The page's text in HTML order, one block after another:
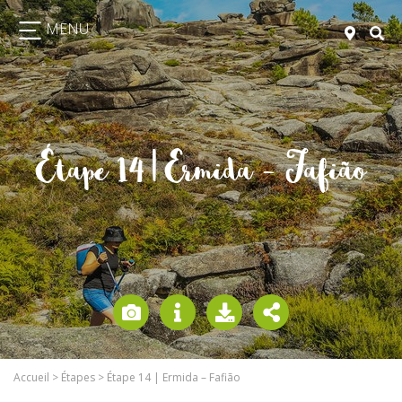
MENU
Étape 14 | Ermida – Fafião
Accueil > Étapes > Étape 14 | Ermida – Fafião